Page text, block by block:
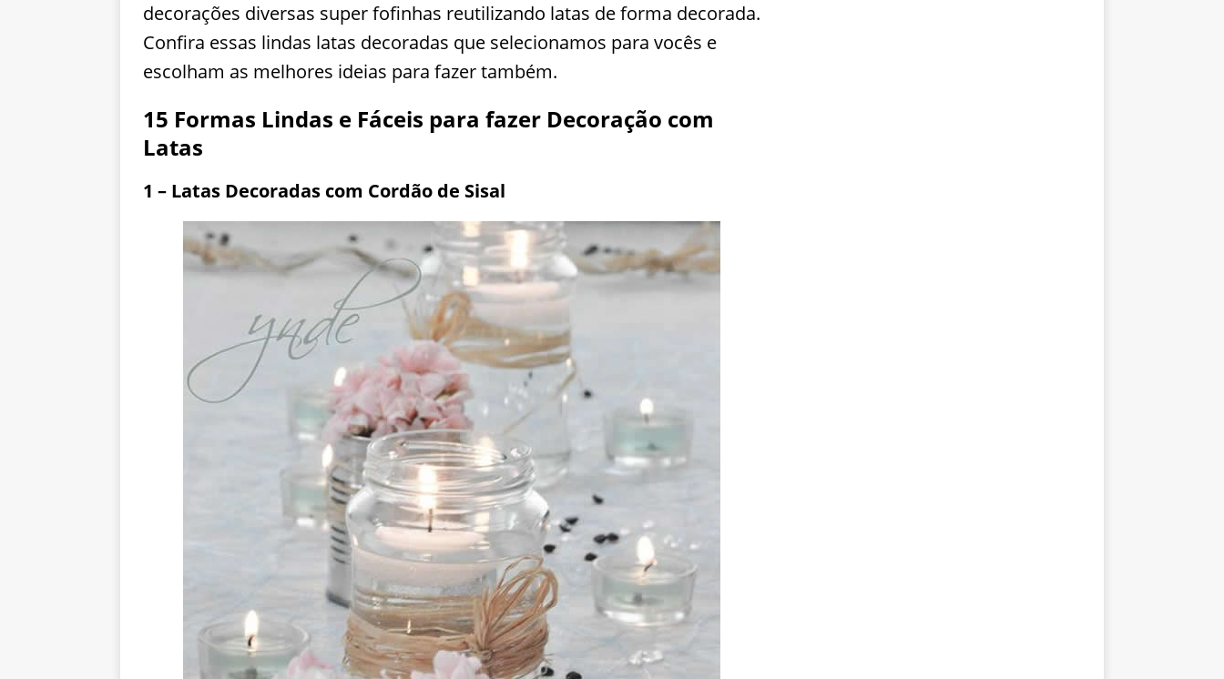
decorações diversas super fofinhas reutilizando latas de forma decorada.
Confira essas lindas latas decoradas que selecionamos para vocês e
escolham as melhores ideias para fazer também.
15 Formas Lindas e Fáceis para fazer Decoração com
Latas
1 – Latas Decoradas com Cordão de Sisal